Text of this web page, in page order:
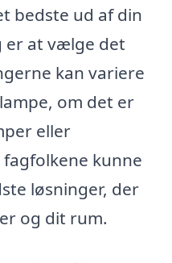
bedste ud af din
er at vælge det
kan variere
om det er
eller
kunne
løsninger, der
og dit rum.